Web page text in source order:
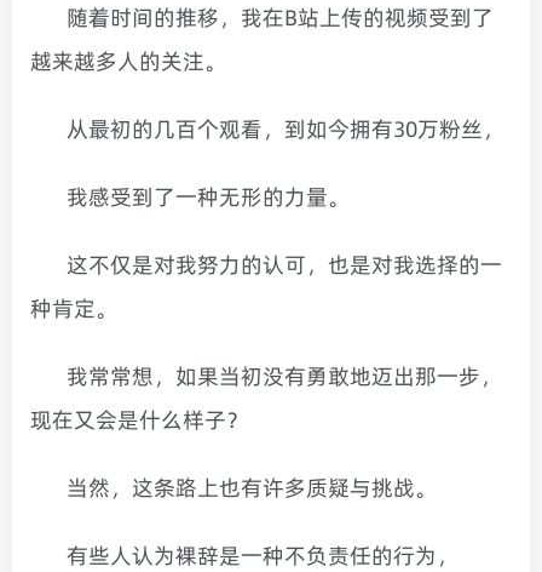
随着时间的推移，我在B站上传的视频受到了
越来越多人的关注。
从最初的几百个观看，到如今拥有30万粉丝，
我感受到了一种无形的力量。
这不仅是对我努力的认可，也是对我选择的一
种肯定。
我常常想，如果当初没有勇敢地迈出那一步，
现在又会是什么样子？
当然，这条路上也有许多质疑与挑战。
有些人认为裸辞是一种不负责任的行为，